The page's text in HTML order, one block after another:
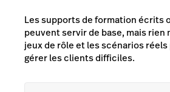
Les supports de formation écrits
peuvent servir de base, mais rien
jeux de rôle et les scénarios
gérer les clients difficiles.